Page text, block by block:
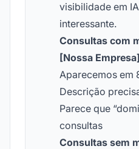
visibilidade em
interessante.
Consultas com
[Nossa
Aparecemos em
Descrição
Parece que
consultas
Consultas sem